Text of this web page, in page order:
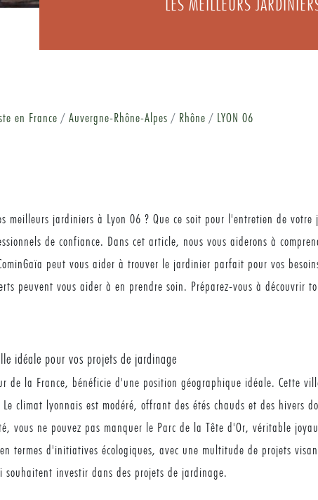
LES MEILLEURS
en France Auvergne-Rhône-Alpes Rhône LYON 06
meilleurs jardiniers à Lyon 06 ? Que ce soit pour l'entretien de
de confiance. Dans cet article, nous vous aiderons à
peut vous aider à trouver le jardinier parfait pour vos
peuvent vous aider à en prendre soin. Préparez-vous à découvrir
idéale pour vos projets de jardinage
de la France, bénéficie d'une position géographique idéale. Cette
Le climat lyonnais est modéré, offrant des étés chauds et des
vous ne pouvez pas manquer le Parc de la Tête d'Or, véritable
termes d'initiatives écologiques, avec une multitude de projets
investir dans des projets de jardinage.